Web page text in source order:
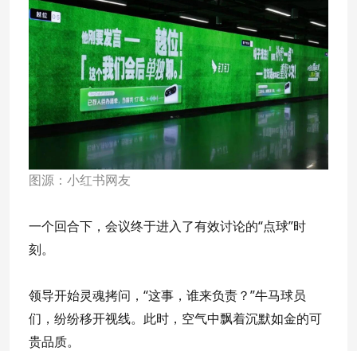
图源：小红书网友
一个回合下，会议终于进入了有效讨论的“点球”时
刻。
领导开始灵魂拷问，“这事，谁来负责？”牛马球员
们，纷纷移开视线。此时，空气中飘着沉默如金的可
贵品质。